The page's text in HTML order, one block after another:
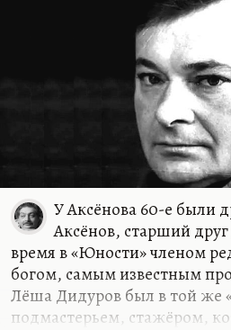
его. Счастье, что Андрей
замечательные два фильма
Специфика Дидурова вот в
московский Вийон, тоже в
интеллигент, тоже мало
У Аксёнова 60-е были
Аксёнов, старший
время в «Юности» членом
богом, самым известным
Лёша Дидуров был в той же
подмастерьем, стажёром,